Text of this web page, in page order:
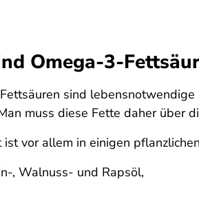
Omega-3-
sind
muss diese Fette daher über
vor allem in einigen
, Walnuss- und Rapsöl,